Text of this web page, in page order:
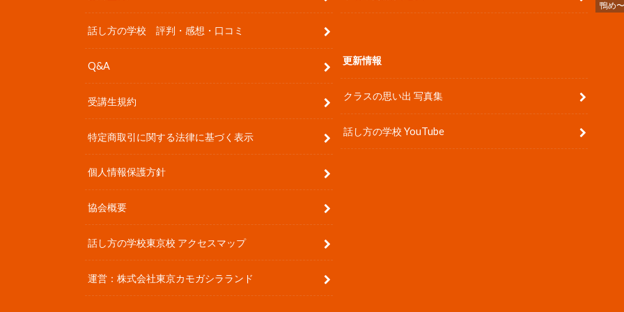
話し方の学校 評判・感想・口コミ
Q&A
受講生規約
特定商取引に関する法律に基づく表示
個人情報保護方針
協会概要
話し方の学校東京校 アクセスマップ
運営：株式会社東京カモガシラランド
更新情報
クラスの思い出 写真集
話し方の学校 YouTube
鴨め